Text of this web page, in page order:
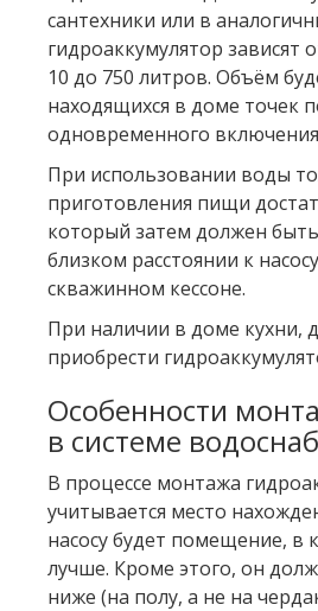
сантехники или в
гидроаккумулятор
10 до 750 литров. Объём
находящихся в доме точек
одновременного
При использовании воды
приготовления пищи
который затем должен
близком расстоянии к
скважинном кессоне.
При наличии в доме кухни,
приобрести
Особенности
в системе
В процессе монтажа
учитывается место
насосу будет помещение, в
лучше. Кроме этого, он
ниже (на полу, а не на